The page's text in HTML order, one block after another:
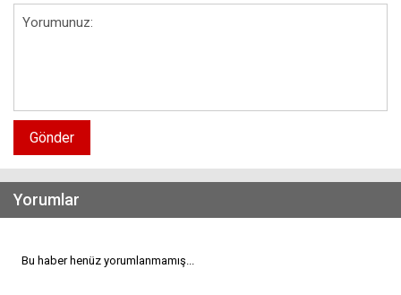
Gönder
Yorumlar
Bu haber henüz yorumlanmamış...